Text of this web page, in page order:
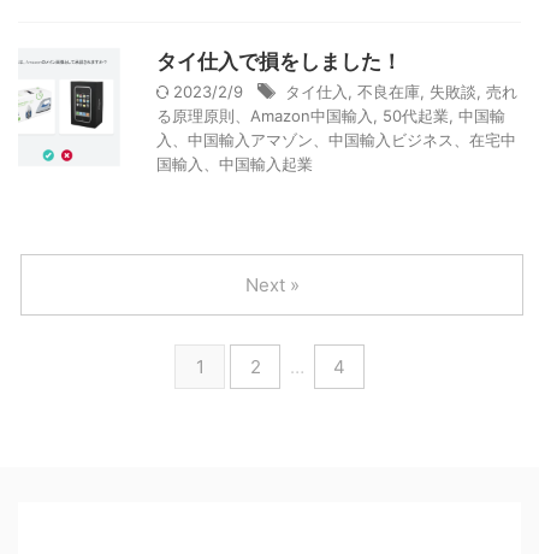
タイ仕入で損をしました！
2023/2/9 タイ仕入 不良在庫 失敗談 売れ
る原理原則、Amazon中国輸入
50代起業 中国輸
入、中国輸入アマゾン、中国輸入ビジネス、在宅中
国輸入、中国輸入起業
1 2 … 4
Next »